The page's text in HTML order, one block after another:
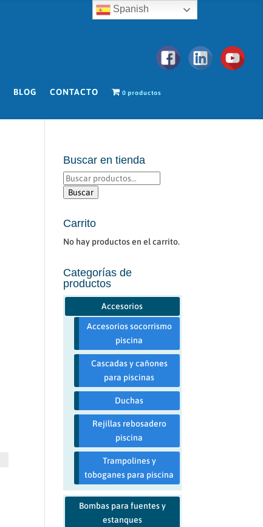
BLOG CONTACTO 0 productos
Buscar en tienda
Buscar
por:
Buscar
Carrito
No hay productos en el carrito.
Categorías de
productos
Accesorios
Accesorios socorrismo
piscina
Cascadas y cañones
para piscinas
Duchas
Rejillas rebosadero
piscina
Trampolines y
toboganes para piscina
Bombas para fuentes y
estanques
Spanish